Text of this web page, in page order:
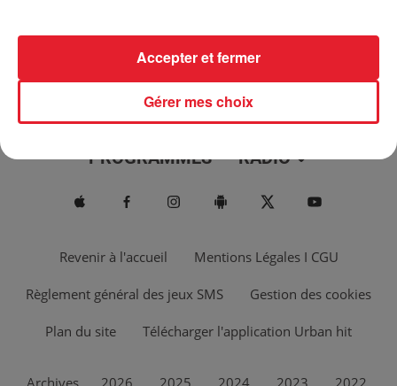
ACTUS MUSIQUES
PROGRAMMES RADIO
Revenir à l'accueil Mentions Légales I CGU
Règlement général des jeux SMS Gestion des cookies
Plan du site Télécharger l'application Urban hit
Archives 2026 2025 2024 2023 2022
Gérer mes choix
Accepter et fermer